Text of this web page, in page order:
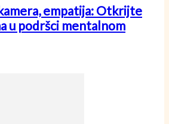
empatija: Otkrijte
u podršci mentalnom